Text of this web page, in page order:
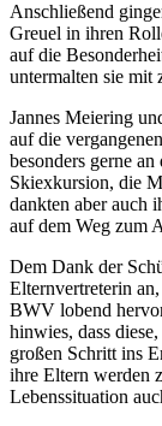
Anschließend
Greuel in ihren
auf die
untermalten sie mit
Jannes Meiering
auf die
besonders gerne
Skiexkursion, die
dankten aber auch
auf dem Weg zum
Dem Dank der
Elternvertreterin
BWV lobend
hinwies, dass
großen Schritt ins
ihre Eltern werden
Lebenssituation